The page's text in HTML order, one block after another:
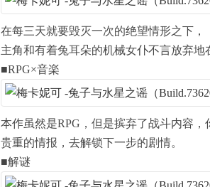
在每三天就要毁灭一次的绝望情形之下，
主角和有着兔耳朵的机械女仆不言放弃地
■RPG×音楽
本作虽然是RPG，但是摈弃了战斗内容
贵重的情报，去解锁下一步的剧情。
■解谜